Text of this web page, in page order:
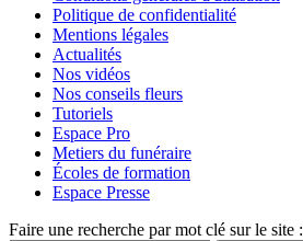
Politique de confidentialité
Mentions légales
Actualités
Nos vidéos
Nos conseils fleurs
Tutoriels
Espace Pro
Metiers du funéraire
Écoles de formation
Espace Presse
Faire une recherche par mot clé sur le site :